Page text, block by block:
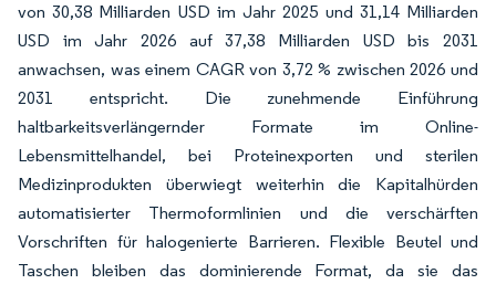
von 30,38 Milliarden USD im Jahr 2025 und 31,14 Milliarden
USD im Jahr 2026 auf 37,38 Milliarden USD bis 2031
anwachsen, was einem CAGR von 3,72 % zwischen 2026 und
2031 entspricht. Die zunehmende Einführung
haltbarkeitsverlängernder Formate im Online-
Lebensmittelhandel, bei Proteinexporten und sterilen
Medizinprodukten überwiegt weiterhin die Kapitalhürden
automatisierter Thermoformlinien und die verschärften
Vorschriften für halogenierte Barrieren. Flexible Beutel und
Taschen bleiben das dominierende Format, da sie das